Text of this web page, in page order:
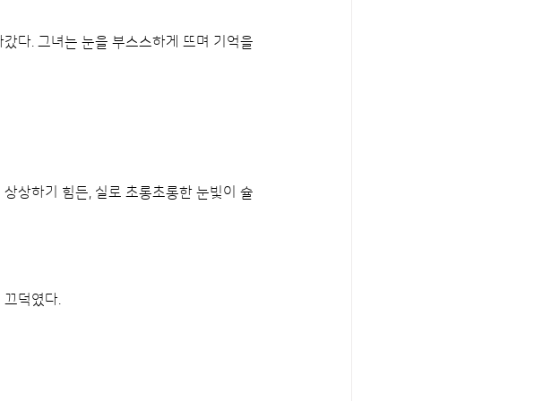
다. 그녀는 눈을 부스스하게 뜨며 기억을
상하기 힘든, 실로 초롱초롱한 눈빛이 슐
덕였다.